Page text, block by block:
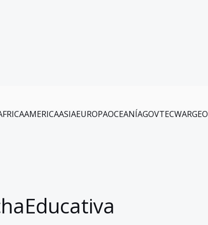
AMERICAASIAEUROPAOCEANÍAGOVTECWARGEO